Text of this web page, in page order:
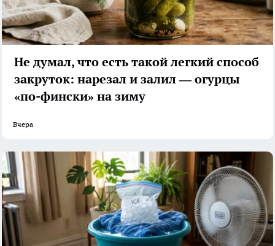
Не думал, что есть такой легкий способ
закруток: нарезал и залил — огурцы
«по-фински» на зиму
Вчера